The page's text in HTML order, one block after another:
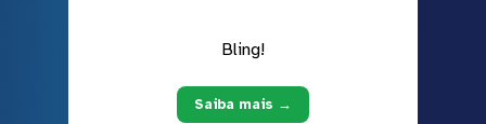
Bling!
Saiba mais →